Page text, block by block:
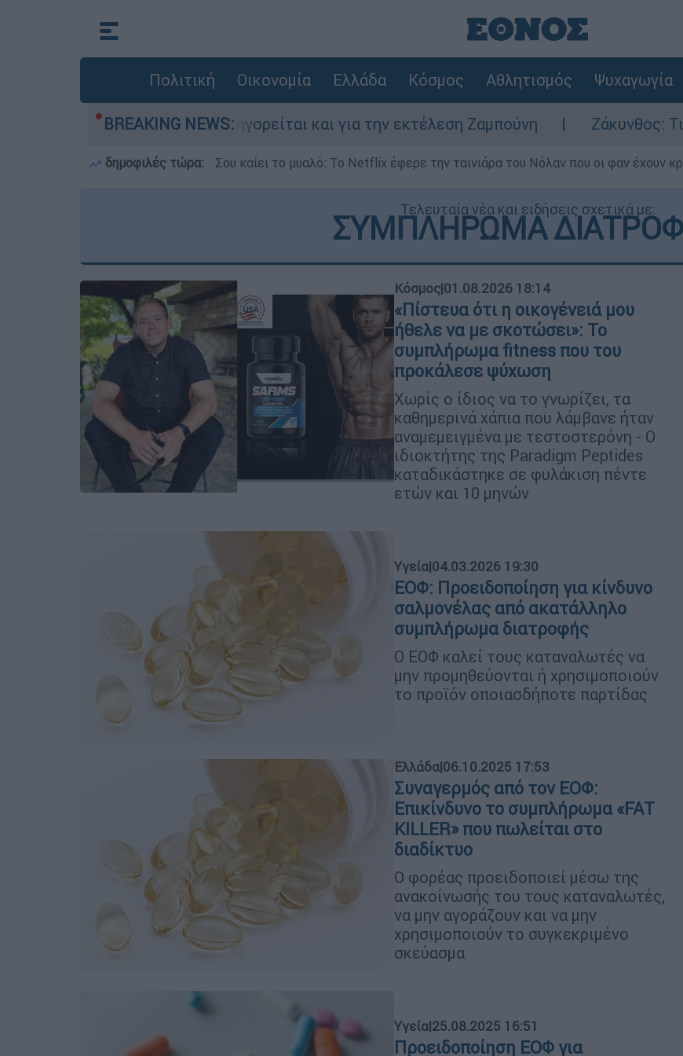
Πολιτική Οικονομία Ελλάδα Κόσμος Αθλητισμός Ψυχαγωγία
BREAKING NEWS:
Ελλάδα - Κατηγορείται και για την εκτέλεση Ζαμπούνη Ζάκυνθος: Τι απαντά η
δημοφιλές τώρα: Σου καίει το μυαλό: Το Netflix έφερε την ταινιάρα του Νόλαν που οι φαν έχουν
Τελευταία νέα και ειδήσεις σχετικά με:
ΣΥΜΠΛΗΡΩΜΑ
Κόσμος|01.08.2026 18:14
«Πίστευα ότι η οικογένειά μου
ήθελε να με σκοτώσει»: Το
συμπλήρωμα fitness που του
προκάλεσε ψύχωση
Χωρίς ο ίδιος να το γνωρίζει, τα
καθημερινά χάπια που λάμβανε ήταν
αναμεμειγμένα με τεστοστερόνη - Ο
ιδιοκτήτης της Paradigm Peptides
καταδικάστηκε σε φυλάκιση πέντε
ετών και 10 μηνών
Υγεία|04.03.2026 19:30
ΕΟΦ: Προειδοποίηση για κίνδυνο
σαλμονέλας από ακατάλληλο
συμπλήρωμα διατροφής
Ο ΕΟΦ καλεί τους καταναλωτές να
μην προμηθεύονται ή χρησιμοποιούν
το προϊόν οποιασδήποτε παρτίδας
Ελλάδα|06.10.2025 17:53
Συναγερμός από τον ΕΟΦ:
Επικίνδυνο το συμπλήρωμα «FAT
KILLER» που πωλείται στο
διαδίκτυο
Ο φορέας προειδοποιεί μέσω της
ανακοίνωσής του τους καταναλωτές,
να μην αγοράζουν και να μην
χρησιμοποιούν το συγκεκριμένο
σκεύασμα
Υγεία|25.08.2025 16:51
Προειδοποίηση ΕΟΦ για